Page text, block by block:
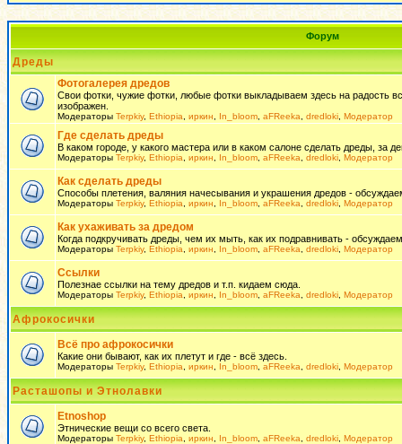
Форум
Дреды
Фотогалерея дредов
Свои фотки, чужие фотки, любые фотки выкладываем здесь на радость
изображен.
Модераторы Terpkiy, Ethiopia иркин In_bloom aFReeka dredloki Модератор
Где сделать дреды
В каком городе, у какого мастера или в каком салоне сделать дреды, за
Модераторы Terpkiy, Ethiopia иркин In_bloom aFReeka dredloki Модератор
Как сделать дреды
Способы плетения, валяния начесывания и украшения дредов -
Модераторы Terpkiy, Ethiopia иркин In_bloom aFReeka dredloki Модератор
Как ухаживать за дредом
Когда подкручивать дреды, чем их мыть, как их подравнивать - обсуждаем
Модераторы Terpkiy, Ethiopia иркин In_bloom aFReeka dredloki Модератор
Ссылки
Полезнае ссылки на тему дредов и т.п. кидаем сюда.
Модераторы Terpkiy, Ethiopia иркин In_bloom aFReeka dredloki Модератор
Афрокосички
Всё про афрокосички
Какие они бывают, как их плетут и где - всё здесь.
Модераторы Terpkiy, Ethiopia иркин In_bloom aFReeka dredloki Модератор
Расташопы и Этнолавки
Etnoshop
Этнические вещи со всего света.
Модераторы Terpkiy, Ethiopia иркин In_bloom aFReeka dredloki Модератор